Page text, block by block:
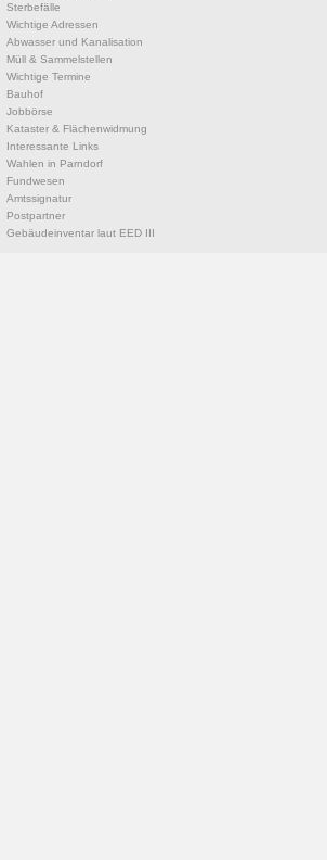
Sterbefälle
Wichtige Adressen
Abwasser und Kanalisation
Müll & Sammelstellen
Wichtige Termine
Bauhof
Jobbörse
Kataster & Flächenwidmung
Interessante Links
Wahlen in Parndorf
Fundwesen
Amtssignatur
Postpartner
Gebäudeinventar laut EED III